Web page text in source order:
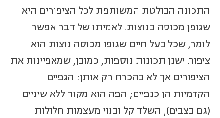
התכונה הבולטת המשותפת לכל הציפורים היא
שגופן מכוסה בנוצות. לאמיתו של דבר אפשר
לומר, שכל בעל חיים שגופו מכוסה נוצות הוא
ציפור. ישנן תכונות נוספות, כמובן, שמאפיינות את
הציפורים אך לא בהכרח רק אותן: הגפיים
הקדמיות הן כנפיים; הפה הוא מקור ללא שיניים
(גם בצבים); השלד קל ובנוי מעצמות חלולות